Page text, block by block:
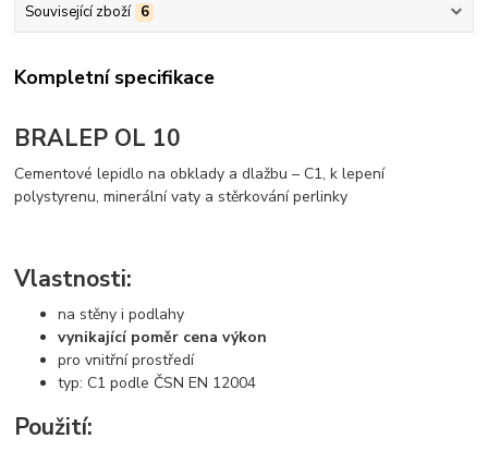
Související zboží 6
Kompletní specifikace
BRALEP OL 10
Cementové lepidlo na obklady a dlažbu – C1, k lepení
polystyrenu, minerální vaty a stěrkování perlinky
Vlastnosti:
na stěny i podlahy
vynikající poměr cena výkon
pro vnitřní prostředí
typ: C1 podle ČSN EN 12004
Použití: